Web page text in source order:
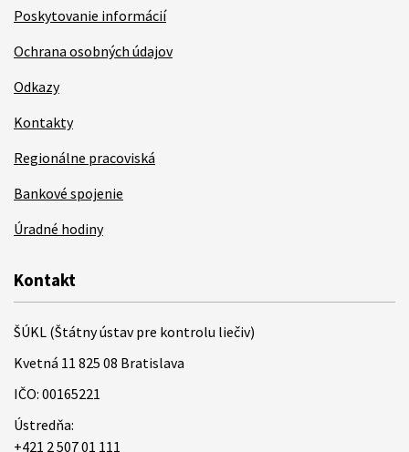
Poskytovanie informácií
Ochrana osobných údajov
Odkazy
Kontakty
Regionálne pracoviská
Bankové spojenie
Úradné hodiny
Kontakt
ŠÚKL (Štátny ústav pre kontrolu liečiv)
Kvetná 11 825 08 Bratislava
IČO: 00165221
Ústredňa:
+421 2 507 01 111